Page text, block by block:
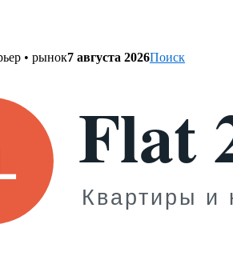
• рынок7 августа 2026Поиск